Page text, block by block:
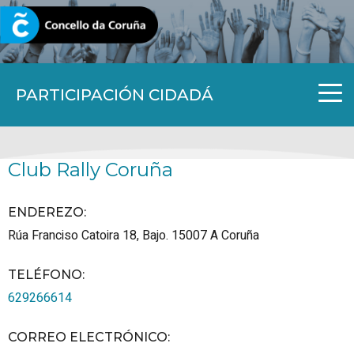
PARTICIPACIÓN CIDADÁ
CORUNA.GAL
Club Rally Coruña
ENDEREZO:
Rúa Franciso Catoira 18, Bajo. 15007A Coruña
TELÉFONO:
629266614
CORREO ELECTRÓNICO: